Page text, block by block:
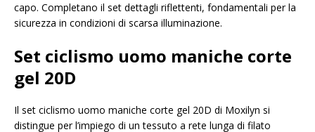
capo. Completano il set dettagli riflettenti, fondamentali per la
sicurezza in condizioni di scarsa illuminazione.
Set ciclismo uomo maniche corte
gel 20D
Il set ciclismo uomo maniche corte gel 20D di Moxilyn si
distingue per l’impiego di un tessuto a rete lunga di filato